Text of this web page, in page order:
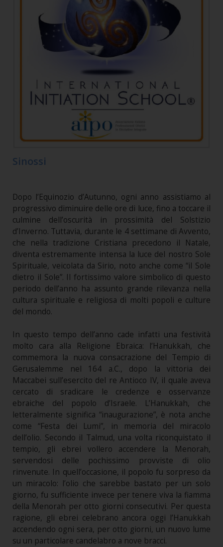
Sinossi
Dopo l’Equinozio d’Autunno, ogni anno assistiamo al
progressivo diminuire delle ore di luce, fino a toccare il
culmine dell’oscurità in prossimità del Solstizio
d’Inverno. Tuttavia, durante le 4 settimane di Avvento,
che nella tradizione Cristiana precedono il Natale,
diventa estremamente intensa la luce del nostro Sole
Spirituale, veicolata da Sirio, noto anche come “il Sole
dietro il Sole”. Il fortissimo valore simbolico di questo
periodo dell’anno ha assunto grande rilevanza nella
cultura spirituale e religiosa di molti popoli e culture
del mondo.
In questo tempo dell’anno cade infatti una festività
molto cara alla Religione Ebraica: l’Hanukkah, che
commemora la nuova consacrazione del Tempio di
Gerusalemme nel 164 a.C., dopo la vittoria dei
Maccabei sull’esercito del re Antioco IV, il quale aveva
cercato di sradicare le credenze e osservanze
ebraiche del popolo d’Israele. L’Hanukkah, che
letteralmente significa “inaugurazione”, è nota anche
come “Festa dei Lumi”, in memoria del miracolo
dell’olio. Secondo il Talmud, una volta riconquistato il
tempio, gli ebrei vollero accendere la Menorah,
servendosi delle pochissimo provviste di olio
rinvenute. In quell’occasione, il popolo fu sorpreso da
un miracolo: l’olio che sarebbe bastato per un solo
giorno, fu sufficiente invece per tenere viva la fiamma
della Menorah per otto giorni consecutivi. Per questa
ragione, gli ebrei celebrano ancora oggi l’Hanukkah
accendendo ogni sera, per otto giorni, un nuovo lume
su un particolare candelabro a nove bracci.